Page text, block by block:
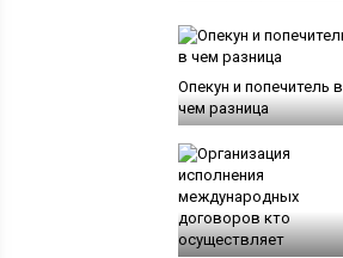
Опекун и попечитель в
чем разница